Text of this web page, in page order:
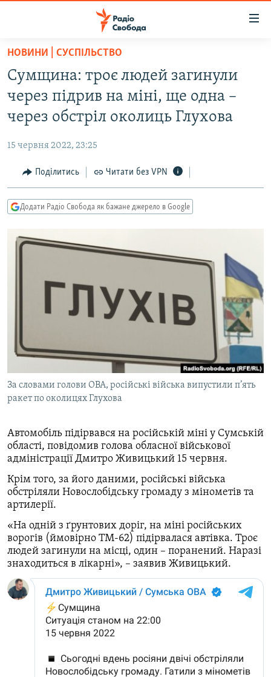
Перейти
основного
матеріалу
Перейти
основної
навігації
Перейти
до
пошуку
ВСЕ ЗА ДОБУ
СТАТТІ
ЕКОНОМІКА
СУСПІЛЬСТВО
УКРАЇНА
РОСІЙСЬКА «ФІЛЬТРАЦІЯ»
ДОНБАС.РЕАЛІЇ
ТИ ЯК?
СХЕМИ
КИТАЙ.ВИКЛИКИ
СПЕЦПРОЄКТИ
ПОДКАСТИ
КРИМ РЕАЛІЇ
УКР
КТАТ
ДОЛУЧАЙСЯ!
Усі сайти RFE/RL
НОВИНИ | СУСПІЛЬСТВО
Сумщина: троє людей загинули
через підрив на міні, ще одна –
через обстріл околиць Глухова
15 червня 2022, 23:25
Поділитись Читати без VPN
Додати Радіо Свобода як бажане джерело в Google
За словами голови ОВА, російські війська випустили п’ять
ракет по околицях Глухова
Автомобіль підірвався на російській міні у Сумській
області, повідомив голова обласної військової
адміністрації Дмитро Живицький 15 червня.
Крім того, за його даними, російські війська
обстріляли Новослобідську громаду з мінометів та
артилерії.
«На одній з ґрунтових доріг, на міні російських
ворогів (ймовірно ТМ-62) підірвалася автівка. Троє
людей загинули на місці, один – поранений. Наразі
знаходиться в лікарні», – заявив Живицький.